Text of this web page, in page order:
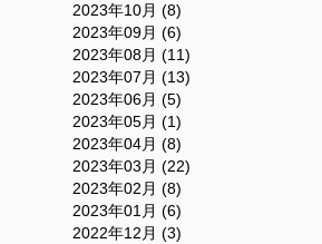
2023年10月 (8)
2023年09月 (6)
2023年08月 (11)
2023年07月 (13)
2023年06月 (5)
2023年05月 (1)
2023年04月 (8)
2023年03月 (22)
2023年02月 (8)
2023年01月 (6)
2022年12月 (3)